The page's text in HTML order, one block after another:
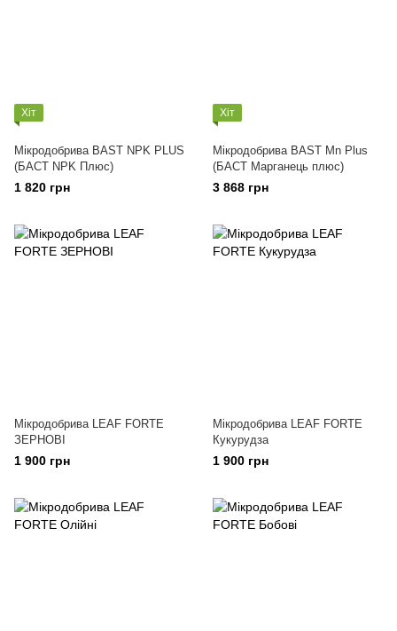
Хіт
Мікродобрива BAST NPK PLUS
(БАСТ NPK Плюс)
1 820 грн
Хіт
Мікродобрива BAST Мn Plus
(БАСТ Марганець плюс)
3 868 грн
Мікродобрива LEAF FORTE
ЗЕРНОВІ
1 900 грн
Мікродобрива LEAF FORTE
Кукурудза
1 900 грн